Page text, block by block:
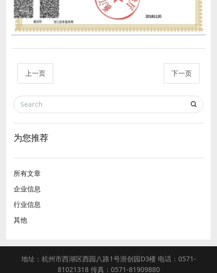
上一页 下一页
为您推荐
所有文章
企业信息
行业信息
其他
地址：杭州市西湖区西园八路1号浙创园D3楼 电话：0571-
81021318 传真：0571-81909880